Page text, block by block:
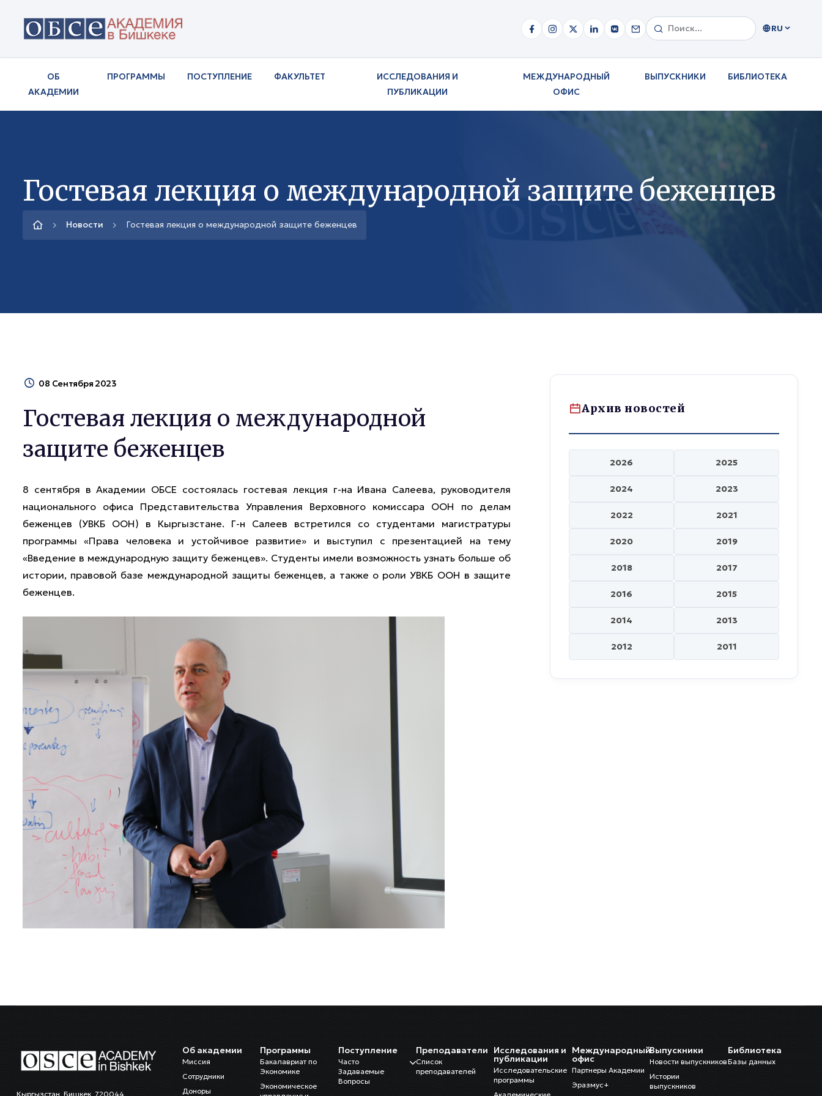
RU
ОБ
АКАДЕМИИ
ПРОГРАММЫ ПОСТУПЛЕНИЕ ФАКУЛЬТЕТ
ИССЛЕДОВАНИЯ И
ПУБЛИКАЦИИ
МЕЖДУНАРОДНЫЙ
ОФИС
ВЫПУСКНИКИ БИБЛИОТЕКА
Гостевая лекция о международной защите беженцев
Новости Гостевая лекция о международной защите беженцев
08 Сентября 2023
Гостевая лекция о международной
защите беженцев
8 сентября в Академии ОБСЕ состоялась гостевая лекция г-на Ивана Салеева, руководителя
национального офиса Представительства Управления Верховного комиссара ООН по делам
беженцев (УВКБ ООН) в Кыргызстане. Г-н Салеев встретился со студентами магистратуры
программы «Права человека и устойчивое развитие» и выступил с презентацией на тему
«Введение в международную защиту беженцев». Студенты имели возможность узнать больше об
истории, правовой базе международной защиты беженцев, а также о роли УВКБ ООН в защите
беженцев.
Архив новостей
2026 2025
2024 2023
2022 2021
2020 2019
2018 2017
2016 2015
2014 2013
2012 2011
Кыргызстан, Бишкек, 720044
Об академии
Миссия
Сотрудники
Доноры
Программы
Бакалавриат по
Экономике
Экономическое
Поступление
Часто
Задаваемые
Вопросы
Преподаватели
Список
преподавателей
Исследования и
публикации
Исследовательские
программы
Международный
офис
Партнеры Академии
Эразмус+
Выпускники
Новости выпускников
Истории
выпускников
Библиотека
Базы данных